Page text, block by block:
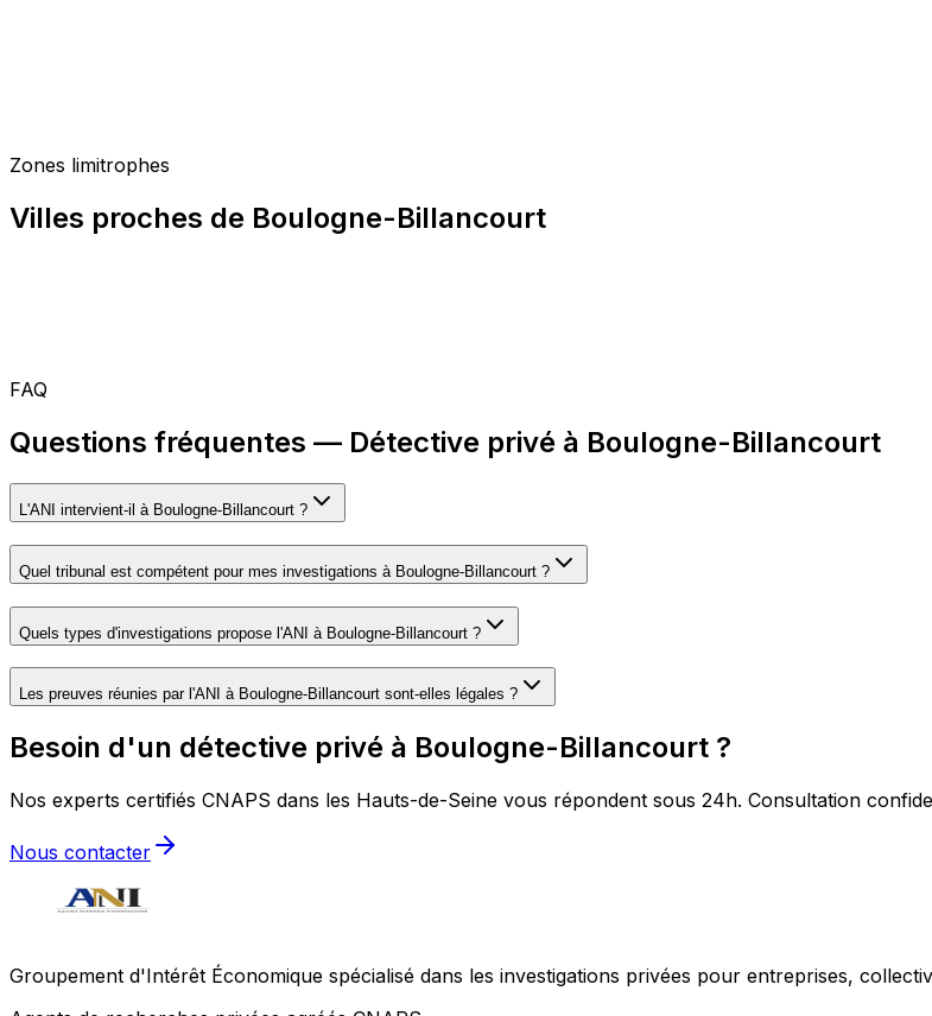
Zones limitrophes
Villes proches de Boulogne-Billancourt
FAQ
Questions fréquentes — Détective privé à Boulogne-Billancourt
L'ANI intervient-il à Boulogne-Billancourt ?
Quel tribunal est compétent pour mes investigations à Boulogne-Billancourt ?
Quels types d'investigations propose l'ANI à Boulogne-Billancourt ?
Les preuves réunies par l'ANI à Boulogne-Billancourt sont-elles légales ?
Besoin d'un détective privé à Boulogne-Billancourt ?
Nos experts certifiés CNAPS dans les Hauts-de-Seine vous répondent sous 24h. Consultation
Nous contacter
Groupement d'Intérêt Économique spécialisé dans les investigations privées pour entreprises,